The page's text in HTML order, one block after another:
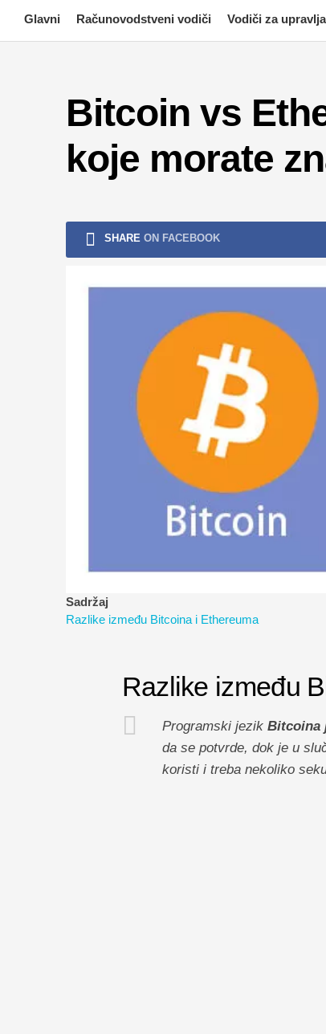
content
Glavni Računovodstveni vodiči Vodiči za
Bitcoin vs
koje morate
SHARE ON FACEBOOK
Sadržaj
Razlike između Bitcoina i Ethereuma
Razlike između
Programski jezik Bitcoina
da se potvrde, dok je u
koristi i treba nekoliko